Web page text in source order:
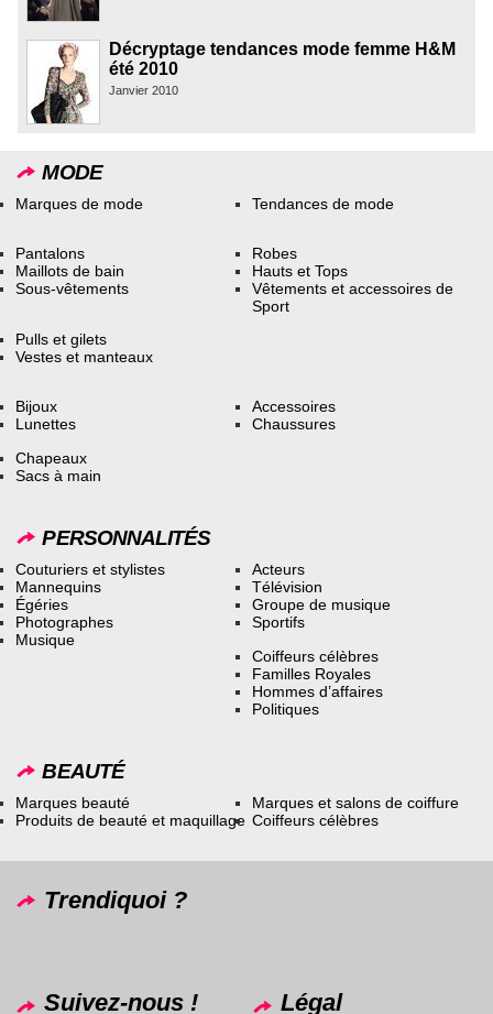
Décryptage tendances mode femme H&M
été 2010
Janvier 2010
MODE
Marques de mode Tendances de mode
Pantalons
Maillots de bain
Sous-vêtements
Robes
Hauts et Tops
Vêtements et accessoires de
Sport
Pulls et gilets
Vestes et manteaux
Bijoux
Lunettes
Accessoires
Chaussures
Chapeaux
Sacs à main
PERSONNALITÉS
Couturiers et stylistes
Mannequins
Égéries
Photographes
Musique
Acteurs
Télévision
Groupe de musique
Sportifs
Coiffeurs célèbres
Familles Royales
Hommes d’affaires
Politiques
BEAUTÉ
Marques beauté
Produits de beauté et maquillage
Marques et salons de coiffure
Coiffeurs célèbres
Trendiquoi ?
Suivez-nous ! Légal